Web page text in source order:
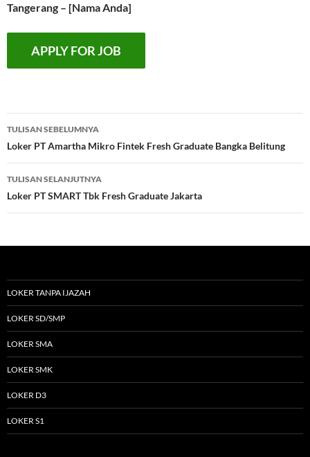
Tangerang – [Nama Anda]
Navigasi
Tulisan
TULISAN SEBELUMNYA
Loker PT Amartha Mikro Fintek Fresh Graduate Bangka Belitung
TULISAN SELANJUTNYA
Loker PT SMART Tbk Fresh Graduate Jakarta
LOKER TANPA IJAZAH
LOKER SD/SMP
LOKER SMA
LOKER SMK
LOKER D3
LOKER S1